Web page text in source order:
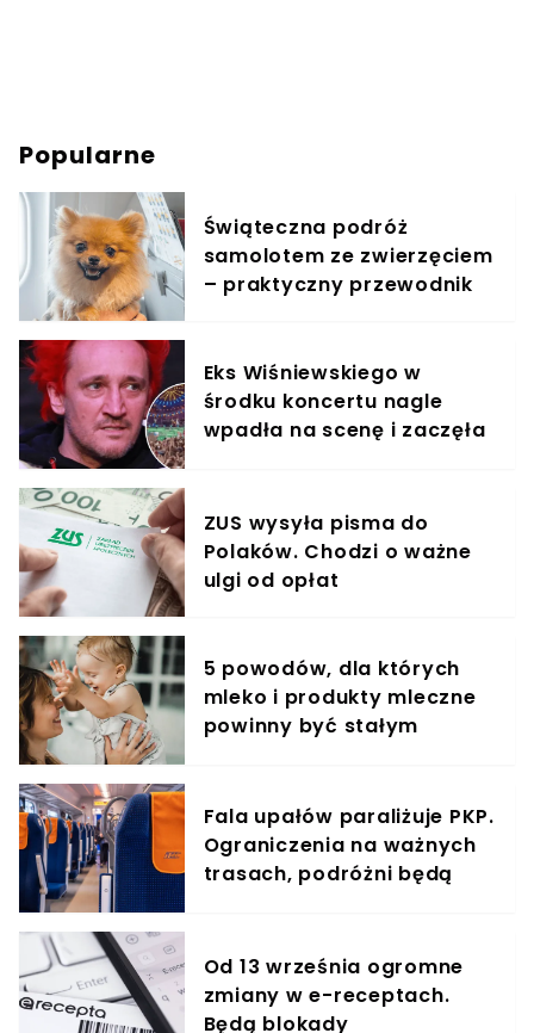
Popularne
Świąteczna podróż
samolotem ze zwierzęciem
– praktyczny przewodnik
Eks Wiśniewskiego w
środku koncertu nagle
wpadła na scenę i zaczęła
ZUS wysyła pisma do
Polaków. Chodzi o ważne
ulgi od opłat
5 powodów, dla których
mleko i produkty mleczne
powinny być stałym
Fala upałów paraliżuje PKP.
Ograniczenia na ważnych
trasach, podróżni będą
Od 13 września ogromne
zmiany w e-receptach.
Będą blokady